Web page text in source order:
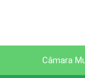
Câmara